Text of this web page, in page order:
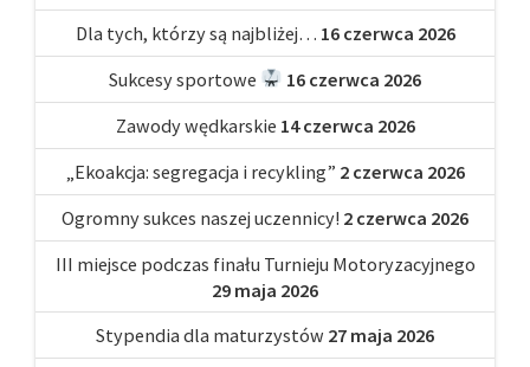
Dla tych, którzy są najbliżej… 16 czerwca 2026
Sukcesy sportowe
16 czerwca 2026
Zawody wędkarskie 14 czerwca 2026
„Ekoakcja: segregacja i recykling” 2 czerwca 2026
Ogromny sukces naszej uczennicy! 2 czerwca 2026
III miejsce podczas finału Turnieju Motoryzacyjnego
29 maja 2026
Stypendia dla maturzystów 27 maja 2026